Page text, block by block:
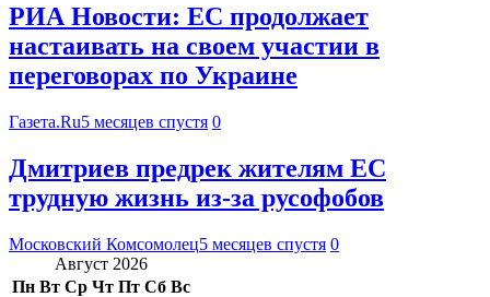
РИА Новости: ЕС продолжает
настаивать на своем участии в
переговорах по Украине
Газета.Ru5 месяцев спустя 0
Дмитриев предрек жителям ЕС
трудную жизнь из-за русофобов
Московский Комсомолец5 месяцев спустя 0
Август 2026
Пн Вт Ср Чт Пт Сб Вс